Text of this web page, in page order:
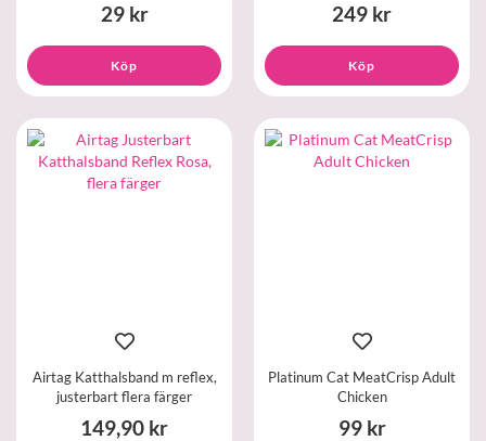
29 kr
Köp
249 kr
Köp
Airtag Katthalsband m reflex,
justerbart flera färger
149,90 kr
Platinum Cat MeatCrisp Adult
Chicken
99 kr